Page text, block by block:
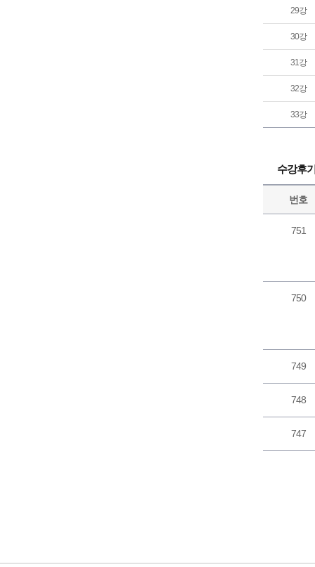
29강
30강
31강
32강
33강
수강후
번호
751
750
749
748
747